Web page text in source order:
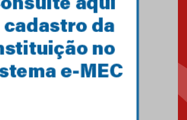
Primeiro culto do ano ressalta o
27.02.2026